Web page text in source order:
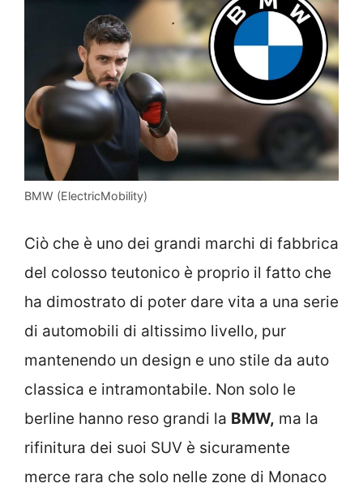
BMW (ElectricMobility)
Ciò che è uno dei grandi marchi di fabbrica
del colosso teutonico è proprio il fatto che
ha dimostrato di poter dare vita a una serie
di automobili di altissimo livello, pur
mantenendo un design e uno stile da auto
classica e intramontabile. Non solo le
berline hanno reso grandi la BMW, ma la
rifinitura dei suoi SUV è sicuramente
merce rara che solo nelle zone di Monaco